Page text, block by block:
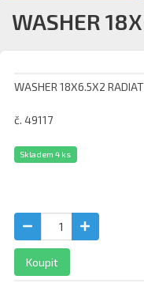
WASHER
WASHER 18X6.5X2
č. 49117
Skladem 4 ks
Koupit